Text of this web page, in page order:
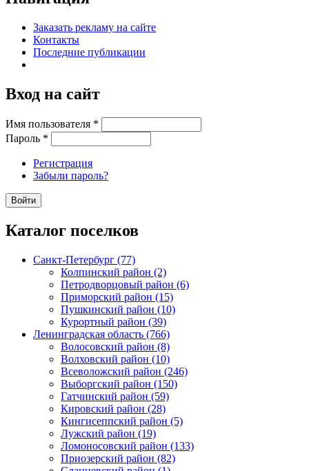
Заказать рекламу на сайте
Контакты
Последние публикации
Вход на сайт
Имя пользователя *
Пароль *
Регистрация
Забыли пароль?
Каталог поселков
Санкт-Петербург (77)
Колпинский район (2)
Петродворцовый район (6)
Приморский район (15)
Пушкинский район (10)
Курортный район (39)
Ленинградская область (766)
Волосовский район (8)
Волховский район (10)
Всеволожский район (246)
Выборгский район (150)
Гатчинский район (59)
Кировский район (28)
Кингисеппский район (5)
Лужский район (19)
Ломоносовский район (133)
Приозерский район (82)